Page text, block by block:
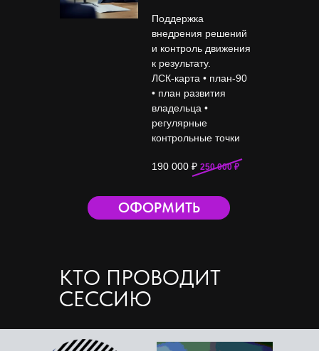
Поддержка
внедрения решений
и контроль движения
к результату.
ЛСК-карта • план-90
• план развития
владельца •
регулярные
контрольные точки
190 000 ₽ 250 000 ₽
ОФОРМИТЬ
КТО ПРОВОДИТ
СЕССИЮ